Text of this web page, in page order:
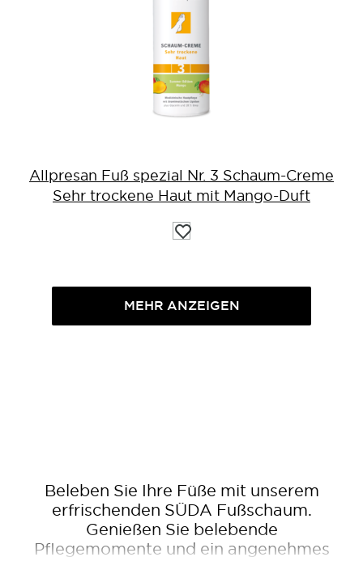
Allpresan Fuß spezial Nr. 3 Schaum-Creme
Sehr trockene Haut mit Mango-Duft
Auf
die
MEHR ANZEIGEN
Beleben Sie Ihre Füße mit unserem
erfrischenden SÜDA Fußschaum.
Genießen Sie belebende
Pflegemomente und ein angenehmes